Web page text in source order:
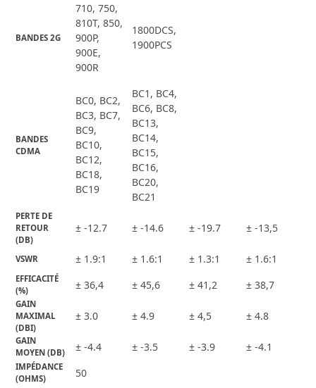
BANDES 2G
710, 750,
810T, 850,
900P,
900E,
900R
1800DCS,
1900PCS
BANDES
CDMA
BC0, BC2,
BC3, BC7,
BC9,
BC10,
BC12,
BC18,
BC19
BC1, BC4,
BC6, BC8,
BC13,
BC14,
BC15,
BC16,
BC20,
BC21
PERTE DE
RETOUR
(DB)
± -12.7 ± -14.6 ± -19.7 ± -13,5
VSWR ± 1.9:1 ± 1.6:1 ± 1.3:1 ± 1.6:1
EFFICACITÉ
(%)
± 36,4 ± 45,6 ± 41,2 ± 38,7
GAIN
MAXIMAL
(DBI)
± 3.0 ± 4.9 ± 4,5 ± 4.8
GAIN
MOYEN (DB)
± -4.4 ± -3.5 ± -3.9 ± -4.1
IMPÉDANCE
(OHMS)
50